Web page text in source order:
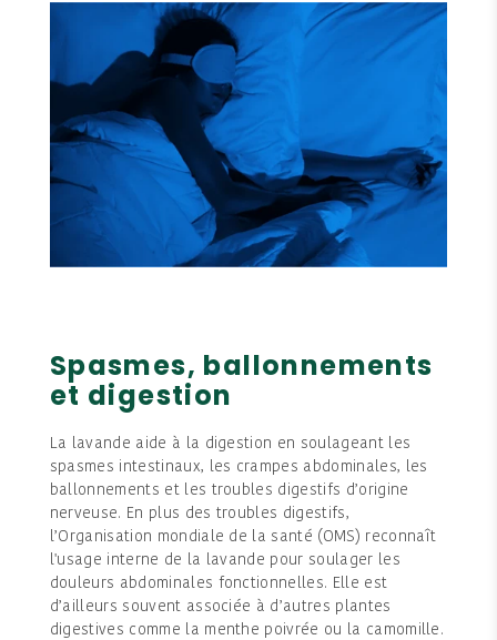
Spasmes, ballonnements
et digestion
La lavande aide à la digestion en soulageant les
spasmes intestinaux, les crampes abdominales, les
ballonnements et les troubles digestifs d’origine
nerveuse. En plus des troubles digestifs,
l’Organisation mondiale de la santé (OMS) reconnaît
l'usage interne de la lavande pour soulager les
douleurs abdominales fonctionnelles. Elle est
d’ailleurs souvent associée à d’autres plantes
digestives comme la menthe poivrée ou la camomille.